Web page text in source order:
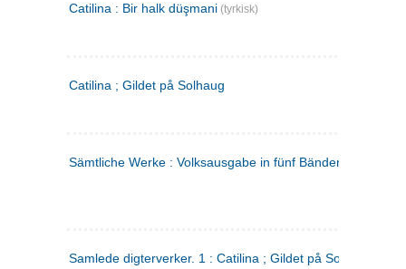
Catilina : Bir halk düşmani (tyrkisk)
Catilina ; Gildet på Solhaug
Sämtliche Werke : Volksausgabe in fünf Bänden
Samlede digterverker. 1 : Catilina ; Gildet på Solhaug ; Fru